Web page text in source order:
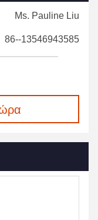
Ms. Pauline Liu
86--13546943585